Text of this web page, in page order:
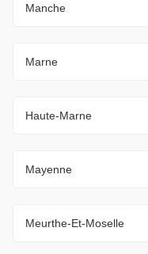
Manche
Marne
Haute-Marne
Mayenne
Meurthe-Et-Moselle